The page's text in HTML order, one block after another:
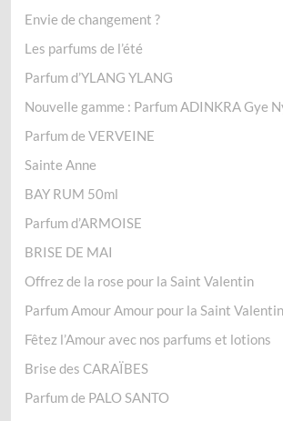
Envie de changement ?
Les parfums de l’été
Parfum d’YLANG YLANG
Nouvelle gamme : Parfum ADINKRA Gye
Parfum de VERVEINE
Sainte Anne
BAY RUM 50ml
Parfum d’ARMOISE
BRISE DE MAI
Offrez de la rose pour la Saint Valentin
Parfum Amour Amour pour la Saint Valentin
Fêtez l’Amour avec nos parfums et lotions
Brise des CARAÏBES
Parfum de PALO SANTO